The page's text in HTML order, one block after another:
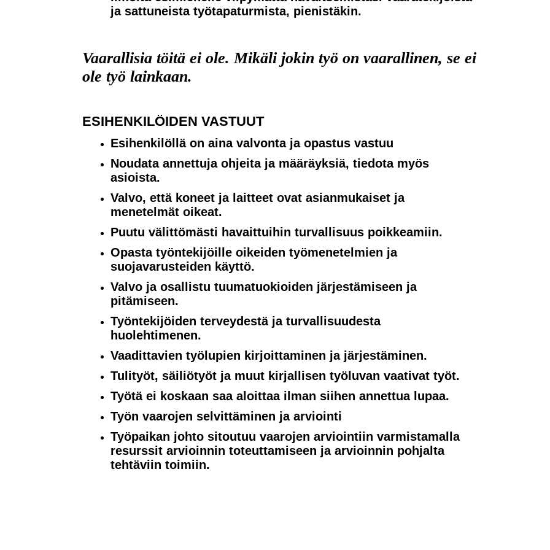
ja sattuneista työtapaturmista, pienistäkin.
Vaarallisia töitä ei ole. Mikäli jokin työ on vaarallinen, se ei
ole työ lainkaan.
ESIHENKILÖIDEN VASTUUT
Esihenkilöllä on aina valvonta ja opastus vastuu
Noudata annettuja ohjeita ja määräyksiä, tiedota myös
asioista.
Valvo, että koneet ja laitteet ovat asianmukaiset ja
menetelmät oikeat.
Puutu välittömästi havaittuihin turvallisuus poikkeamiin.
Opasta työntekijöille oikeiden työmenetelmien ja
suojavarusteiden käyttö.
Valvo ja osallistu tuumatuokioiden järjestämiseen ja
pitämiseen.
Työntekijöiden terveydestä ja turvallisuudesta
huolehtimenen.
Vaadittavien työlupien kirjoittaminen ja järjestäminen.
Tulityöt, säiliötyöt ja muut kirjallisen työluvan vaativat työt.
Työtä ei koskaan saa aloittaa ilman siihen annettua lupaa.
Työn vaarojen selvittäminen ja arviointi
Työpaikan johto sitoutuu vaarojen arviointiin varmistamalla
resurssit arvioinnin toteuttamiseen ja arvioinnin pohjalta
tehtäviin toimiin.